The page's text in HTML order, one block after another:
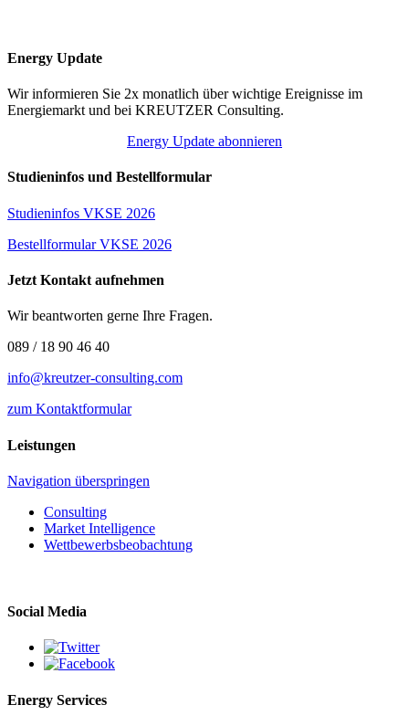
Energy Update
Wir informieren Sie 2x monatlich über wichtige Ereignisse im
Energiemarkt und bei KREUTZER Consulting.
Energy Update abonnieren
Studieninfos und Bestellformular
Studieninfos VKSE 2026
Bestellformular VKSE 2026
Jetzt Kontakt aufnehmen
Wir beantworten gerne Ihre Fragen.
089 / 18 90 46 40
info@kreutzer-consulting.com
zum Kontaktformular
Leistungen
Navigation überspringen
Consulting
Market Intelligence
Wettbewerbs­beobachtung
Social Media
Energy Services